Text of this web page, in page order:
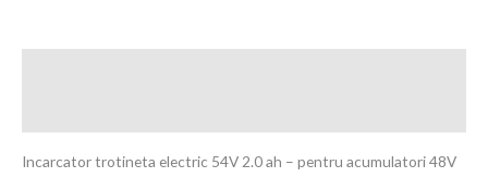
Incarcator trotineta electric 54V 2.0 ah – pentru acumulatori 48V